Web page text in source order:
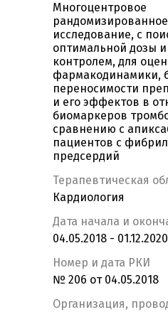
Многоцентровое
исследование, с
оптимальной дозы
контролем, для
фармакодинамики,
переносимости
и его эффектов в
биомаркеров
сравнению с
пациентов с
предсердий
Терапевтическая
Кардиология
Дата начала и
04.05.2018 - 01.12.2020
Номер и дата РКИ
№ 206 от 04.05.2018
Организация,